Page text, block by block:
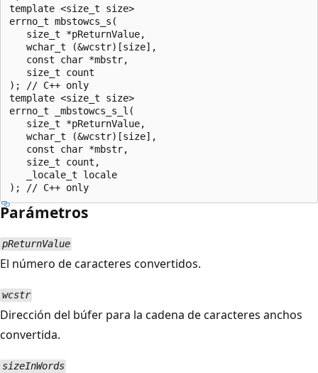
template <size_t size>
errno_t mbstowcs_s(
   size_t *pReturnValue,
   wchar_t (&wcstr)[size],
   const char *mbstr,
   size_t count
); // C++ only
template <size_t size>
errno_t _mbstowcs_s_l(
   size_t *pReturnValue,
   wchar_t (&wcstr)[size],
   const char *mbstr,
   size_t count,
   _locale_t locale
Parámetros
pReturnValue
El número de caracteres convertidos.
wcstr
Dirección del búfer para la cadena de caracteres anchos
convertida.
sizeInWords